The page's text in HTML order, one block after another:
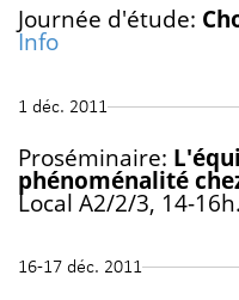
Journée d'étude:
Info
1 déc. 2011
Proséminaire:
phénoménalité
Local A2/2/3, 14-16h.
16-17 déc. 2011